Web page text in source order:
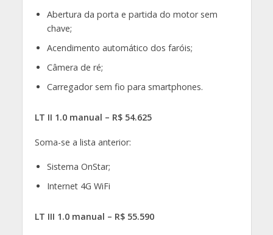
Abertura da porta e partida do motor sem
chave;
Acendimento automático dos faróis;
Câmera de ré;
Carregador sem fio para smartphones.
LT II 1.0 manual – R$ 54.625
Soma-se a lista anterior:
Sistema OnStar;
Internet 4G WiFi
LT III 1.0 manual – R$ 55.590